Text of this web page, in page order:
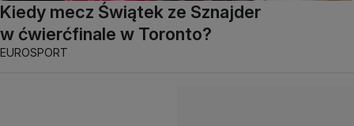
Kiedy mecz Świątek ze Sznajder
w ćwierćfinale w Toronto?
EUROSPORT